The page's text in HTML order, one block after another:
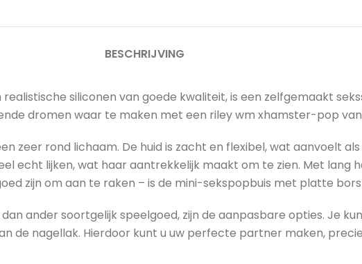
BESCHRIJVING
siliconen van goede kwaliteit, is een zelfgemaakt
dromen waar te maken met een riley wm xhamster-pop van
zeer rond lichaam. De huid is zacht en flexibel, wat aanvoelt
echt lijken, wat haar aantrekkelijk maakt om te zien. Met lang
zijn om aan te raken – is de mini-sekspopbuis met platte
ander soortgelijk speelgoed, zijn de aanpasbare opties. Je
de nagellak. Hierdoor kunt u uw perfecte partner maken,